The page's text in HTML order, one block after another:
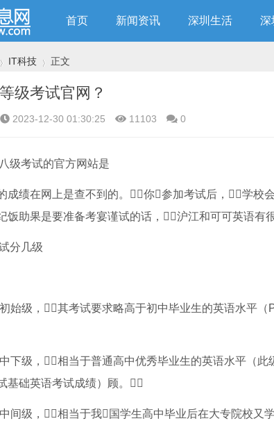
首页 新闻资讯 深圳生活 深
IT科技
›
正文
级考试官网？
2023-12-30 01:30:25 11103 0
级考试的官方网站是
成绩在网上是查不到的。你参加考试后，学校
饭助果是要准备考宴谨试的话，沪江和可可英语有
分几级
始级，其考试要求略高于初中毕业生的英语水平
下级，相当于普通高中优秀毕业生的英语水平（
基础英语考试成绩）顾。
间级，相当于我国学生高中毕业后在大专院校又